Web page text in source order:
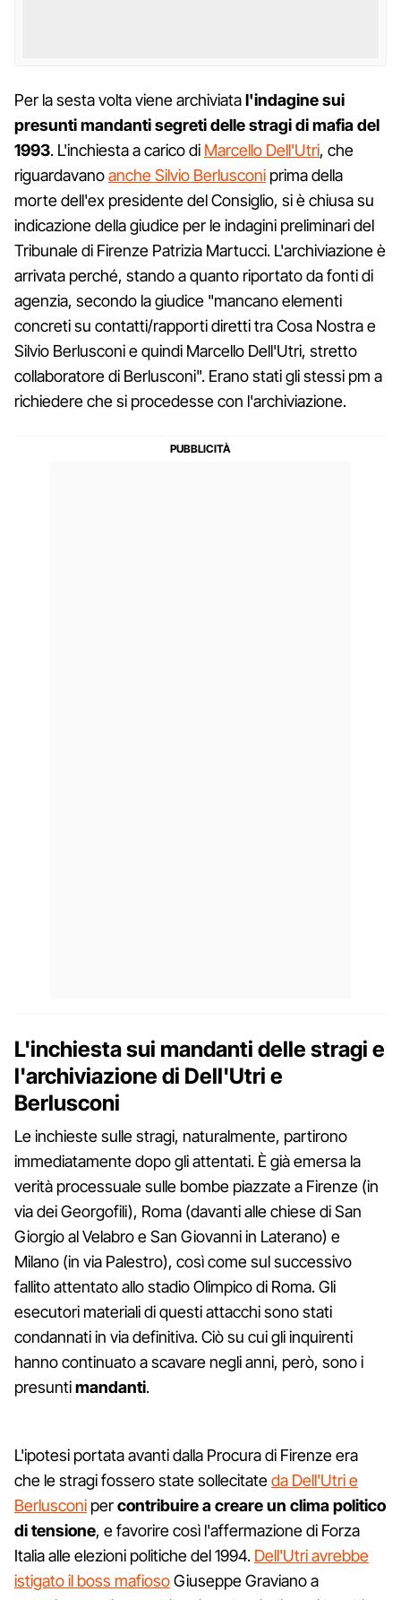
Per la sesta volta viene archiviatal'indagine sui
presunti mandanti segreti delle stragi di mafia del
1993. L'inchiesta a carico di Marcello Dell'Utri, che
riguardavanoanche Silvio Berlusconi prima della
morte dell'ex presidente del Consiglio, si è chiusa su
indicazione della giudice per le indagini preliminari del
Tribunale di Firenze Patrizia Martucci. L'archiviazione è
arrivata perché, stando a quanto riportato da fonti di
agenzia, secondo la giudice "mancano elementi
concreti su contatti/rapporti diretti tra Cosa Nostra e
Silvio Berlusconi e quindi Marcello Dell'Utri, stretto
collaboratore di Berlusconi". Erano stati gli stessi pm a
richiedere che si procedesse con l'archiviazione.
L'inchiesta sui mandanti delle stragi e
l'archiviazione di Dell'Utri e
Berlusconi
Le inchieste sulle stragi, naturalmente, partirono
immediatamente dopo gli attentati. È già emersa la
verità processuale sulle bombe piazzate a Firenze (in
via dei Georgofili), Roma (davanti alle chiese di San
Giorgio al Velabro e San Giovanni in Laterano) e
Milano (in via Palestro), così come sul successivo
fallito attentato allo stadio Olimpico di Roma. Gli
esecutori materiali di questi attacchi sono stati
condannati in via definitiva. Ciò su cui gli inquirenti
hanno continuato a scavare negli anni, però, sono i
presuntimandanti.
L'ipotesi portata avanti dalla Procura di Firenze era
che le stragi fossero state sollecitateda Dell'Utri e
Berlusconi percontribuire a creare un clima politico
di tensione, e favorire così l'affermazione di Forza
Italia alle elezioni politiche del 1994. Dell'Utri avrebbe
istigato il boss mafiosoGiuseppe Graviano a